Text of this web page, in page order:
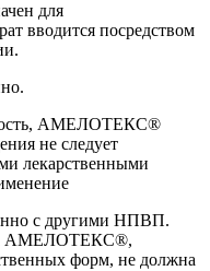
для
вводится посредством
АМЕЛОТЕКС®
не следует
лекарственными
с другими НПВП.
АМЕЛОТЕКС®,
форм, не должна